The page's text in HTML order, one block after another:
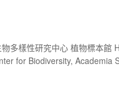
多樣性研究中心 植物標本館
for Biodiversity, Academia